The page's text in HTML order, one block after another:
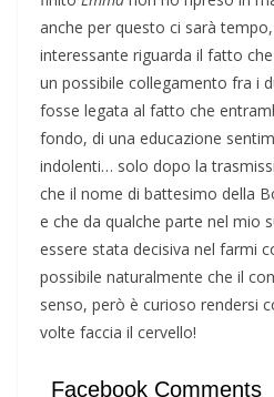
anche per questo ci sarà
interessante riguarda il fatto
un possibile collegamento fra i
fosse legata al fatto che
fondo, di una educazione
indolenti… solo dopo la
che il nome di battesimo della
e che da qualche parte nel mio
essere stata decisiva nel farmi
possibile naturalmente che il
senso, però è curioso rendersi
volte faccia il cervello!
Facebook Comments